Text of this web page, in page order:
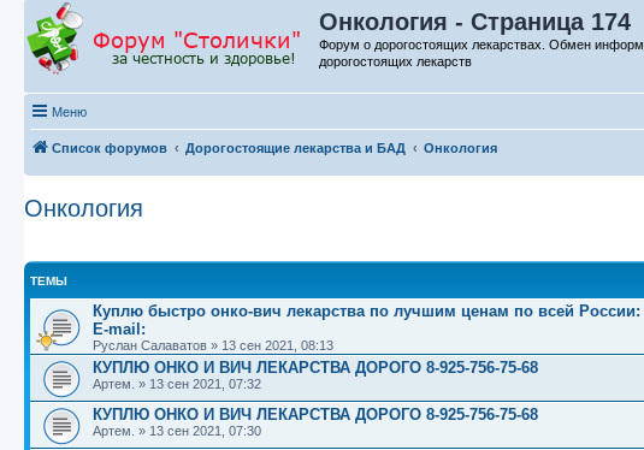
Онкология - Страница 174
Форум о дорогостоящих лекарствах. Обмен
дорогостоящих лекарств
Меню
Список форумов Дорогостоящие лекарства и БАД Онкология
Онкология
ТЕМЫ
Куплю быстро онко-вич лекарства по лучшим ценам по всей России:
E-mail:
Руслан Салаватов » 13 сен 2021, 08:13
КУПЛЮ ОНКО И ВИЧ ЛЕКАРСТВА ДОРОГО 8-925-756-75-68
Артем. » 13 сен 2021, 07:32
КУПЛЮ ОНКО И ВИЧ ЛЕКАРСТВА ДОРОГО 8-925-756-75-68
Артем. » 13 сен 2021, 07:30